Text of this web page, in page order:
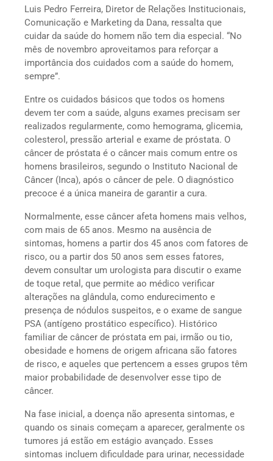
Luis Pedro Ferreira, Diretor de Relações Institucionais,
Comunicação e Marketing da Dana, ressalta que
cuidar da saúde do homem não tem dia especial. “No
mês de novembro aproveitamos para reforçar a
importância dos cuidados com a saúde do homem,
sempre”.
Entre os cuidados básicos que todos os homens
devem ter com a saúde, alguns exames precisam ser
realizados regularmente, como hemograma, glicemia,
colesterol, pressão arterial e exame de próstata. O
câncer de próstata é o câncer mais comum entre os
homens brasileiros, segundo o Instituto Nacional de
Câncer (Inca), após o câncer de pele. O diagnóstico
precoce é a única maneira de garantir a cura.
Normalmente, esse câncer afeta homens mais velhos,
com mais de 65 anos. Mesmo na ausência de
sintomas, homens a partir dos 45 anos com fatores de
risco, ou a partir dos 50 anos sem esses fatores,
devem consultar um urologista para discutir o exame
de toque retal, que permite ao médico verificar
alterações na glândula, como endurecimento e
presença de nódulos suspeitos, e o exame de sangue
PSA (antígeno prostático específico). Histórico
familiar de câncer de próstata em pai, irmão ou tio,
obesidade e homens de origem africana são fatores
de risco, e aqueles que pertencem a esses grupos têm
maior probabilidade de desenvolver esse tipo de
câncer.
Na fase inicial, a doença não apresenta sintomas, e
quando os sinais começam a aparecer, geralmente os
tumores já estão em estágio avançado. Esses
sintomas incluem dificuldade para urinar, necessidade